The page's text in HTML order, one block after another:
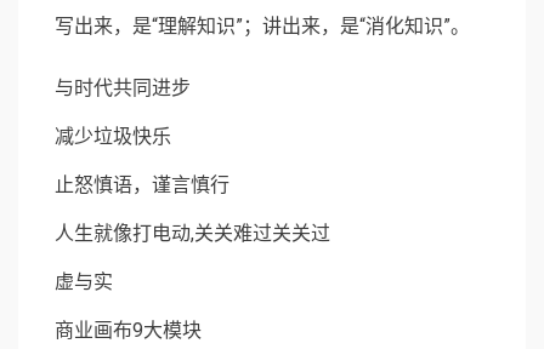
写出来，是“理解知识”；讲出来，是“消化知识”。
与时代共同进步
减少垃圾快乐
止怒慎语，谨言慎行
人生就像打电动,关关难过关关过
虚与实
商业画布9大模块